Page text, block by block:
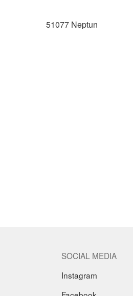
51077 Neptun
SOCIAL MEDIA
Instagram